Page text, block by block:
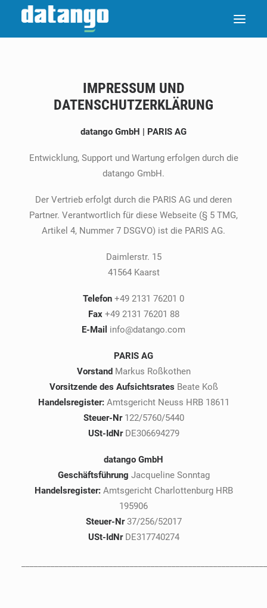
IMPRESSUM UND
DATENSCHUTZERKLÄRUNG
datango GmbH | PARIS AG
Entwicklung, Support und Wartung erfolgen durch die
datango GmbH.
Der Vertrieb erfolgt durch die PARIS AG und deren
Partner. Verantwortlich für diese Webseite (§ 5 TMG,
Artikel 4, Nummer 7 DSGVO) ist die PARIS AG.
Daimlerstr. 15
41564 Kaarst
Telefon +49 2131 76201 0
Fax+49 2131 76201 88
E-Mail info@datango.com
PARIS AG
VorstandMarkus Roßkothen
Vorsitzende des Aufsichtsrates Beate Koß
Handelsregister:Amtsgericht Neuss HRB 18611
Steuer-Nr122/5760/5440
USt-IdNrDE306694279
datango GmbH
Geschäftsführung Jacqueline Sonntag
Handelsregister:Amtsgericht Charlottenburg HRB
195906
Steuer-Nr37/256/52017
USt-IdNrDE317740274